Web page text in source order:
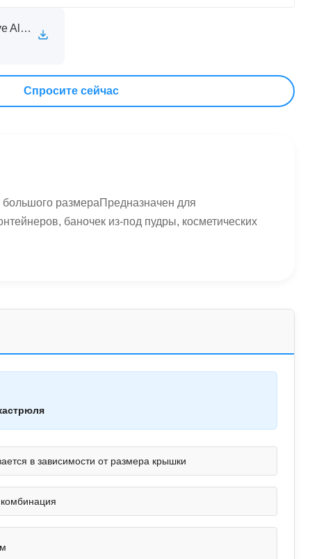
XINXIA Self Adhesive Aluminum Foil Sealing Liner Technical Specification Sheet.pdf
Спросите сейчас
размераПредназначен для
баночек из-под пудры, косметических
в зависимости от размера крышки